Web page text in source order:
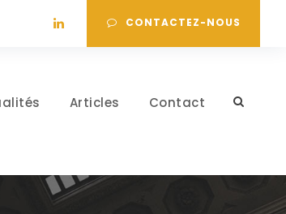
CONTACTEZ-NOUS
Articles Contact